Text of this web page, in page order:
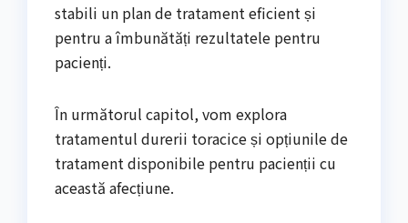
stabili un plan de tratament eficient și
pentru a îmbunătăți rezultatele pentru
pacienți.
În următorul capitol, vom explora
tratamentul durerii toracice și opțiunile de
tratament disponibile pentru pacienții cu
această afecțiune.